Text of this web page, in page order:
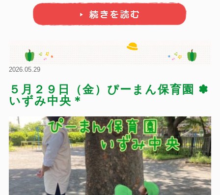
しずつ下に垂れ食べごろになるんだよ！ そら豆の名前の
由来は『お空に向かって実ることか ...
2026.05.29
５月２９日（金）ぴーまん保育園 ✽
いずみ中央＊